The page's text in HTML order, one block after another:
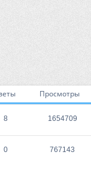
Просмотры
8 1654709
0 767143